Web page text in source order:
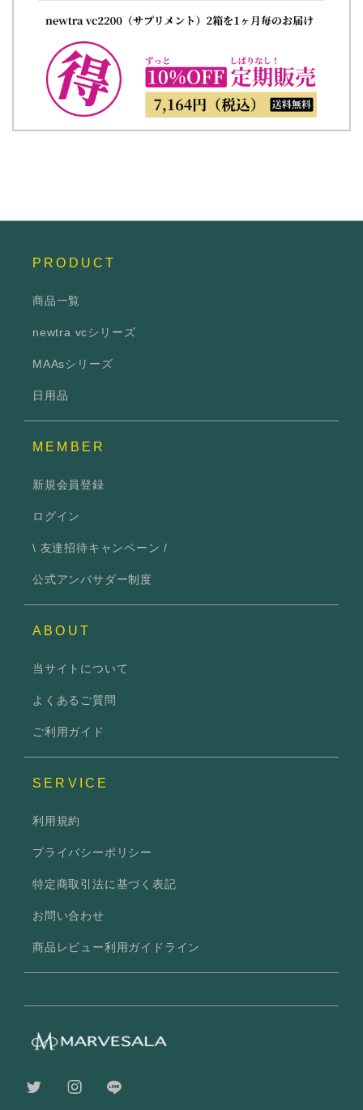
PRODUCT
商品一覧
newtra vcシリーズ
MAAsシリーズ
日用品
MEMBER
新規会員登録
ログイン
\ 友達招待キャンペーン /
公式アンバサダー制度
ABOUT
当サイトについて
よくあるご質問
ご利用ガイド
SERVICE
利用規約
プライバシーポリシー
特定商取引法に基づく表記
お問い合わせ
商品レビュー利用ガイドライン